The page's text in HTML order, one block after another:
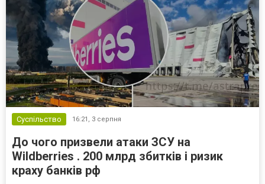
Суспільство 16:21, 3 серпня
До чого призвели атаки ЗСУ на
Wildberries . 200 млрд збитків і ризик
краху банків рф